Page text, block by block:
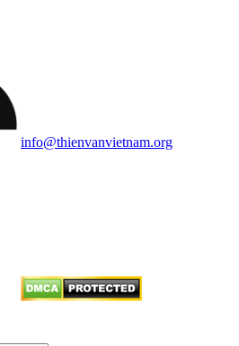
info@thienvanvietnam.org